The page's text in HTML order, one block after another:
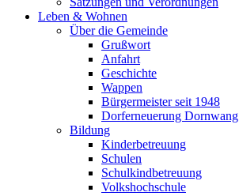
Leben & Wohnen
Über die Gemeinde
Grußwort
Anfahrt
Geschichte
Wappen
Bürgermeister seit 1948
Dorferneuerung Dornwang
Bildung
Kinderbetreuung
Schulen
Schulkindbetreuung
Volkshochschule